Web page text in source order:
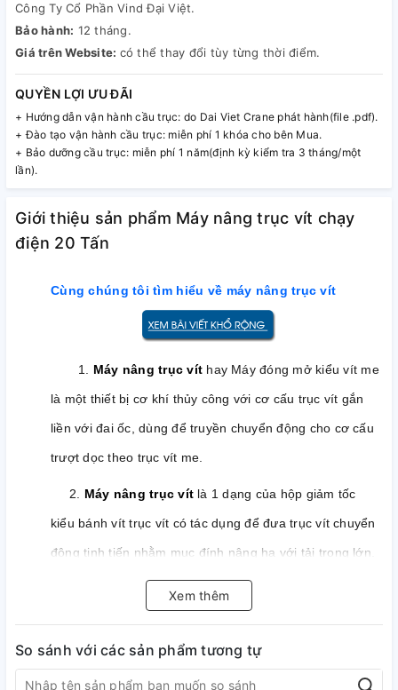
Công Ty Cổ Phần Vind Đại Việt.
Bảo hành: 12 tháng.
Giá trên Website: có thể thay đổi tùy từng thời điểm.
QUYỀN LỢI ƯU ĐÃI
+ Hướng dẫn vận hành cầu trục: do Dai Viet Crane phát hành(file .pdf).
+ Đào tạo vận hành cầu trục: miễn phí 1 khóa cho bên Mua.
+ Bảo dưỡng cầu trục: miễn phí 1 năm(định kỳ kiểm tra 3 tháng/một
lần).
Giới thiệu sản phẩm Máy nâng trục vít chạy
điện 20 Tấn
Cùng chúng tôi tìm hiểu về máy nâng trục vít
1. Máy nâng trục vít hay Máy đóng mở kiểu vít me
là một thiết bị cơ khí thủy công với cơ cấu trục vít gắn
liền với đai ốc, dùng để truyền chuyển động cho cơ cấu
trượt dọc theo trục vít me.
2. Máy nâng trục vít là 1 dạng của hộp giảm tốc
kiểu bánh vít trục vít có tác dụng để đưa trục vít chuyển
động tịnh tiến nhằm mục đính nâng hạ với tải trọng lớn.
3. Trục vít được truyền động thông qua động cơ điện
hoặc cơ cấu tay quay.
4.Máy nâng trục vítcòn có tên gọi khác là
hoặcmáy vít.
Xem thêm
So sánh với các sản phẩm tương tự